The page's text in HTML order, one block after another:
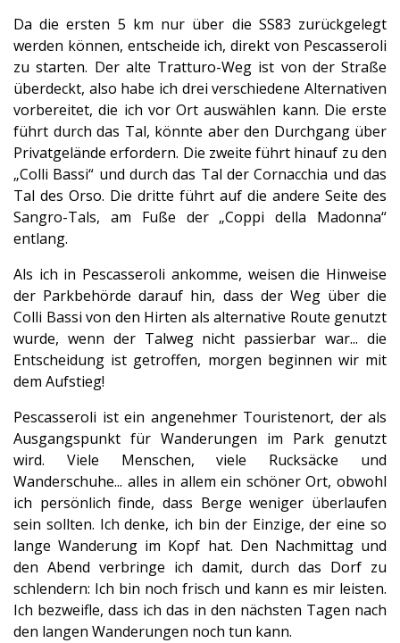
Da die ersten 5 km nur über die SS83 zurückgelegt
werden können, entscheide ich, direkt von Pescasseroli
zu starten. Der alte Tratturo-Weg ist von der Straße
überdeckt, also habe ich drei verschiedene Alternativen
vorbereitet, die ich vor Ort auswählen kann. Die erste
führt durch das Tal, könnte aber den Durchgang über
Privatgelände erfordern. Die zweite führt hinauf zu den
„Colli Bassi“ und durch das Tal der Cornacchia und das
Tal des Orso. Die dritte führt auf die andere Seite des
Sangro-Tals, am Fuße der „Coppi della Madonna“
entlang.
Als ich in Pescasseroli ankomme, weisen die Hinweise
der Parkbehörde darauf hin, dass der Weg über die
Colli Bassi von den Hirten als alternative Route genutzt
wurde, wenn der Talweg nicht passierbar war... die
Entscheidung ist getroffen, morgen beginnen wir mit
dem Aufstieg!
Pescasseroli ist ein angenehmer Touristenort, der als
Ausgangspunkt für Wanderungen im Park genutzt
wird. Viele Menschen, viele Rucksäcke und
Wanderschuhe... alles in allem ein schöner Ort, obwohl
ich persönlich finde, dass Berge weniger überlaufen
sein sollten. Ich denke, ich bin der Einzige, der eine so
lange Wanderung im Kopf hat. Den Nachmittag und
den Abend verbringe ich damit, durch das Dorf zu
schlendern: Ich bin noch frisch und kann es mir leisten.
Ich bezweifle, dass ich das in den nächsten Tagen nach
den langen Wanderungen noch tun kann.